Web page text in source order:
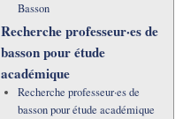
Basson
Recherche professeur·es de
basson pour étude
académique
Recherche professeur·es de
basson pour étude académique